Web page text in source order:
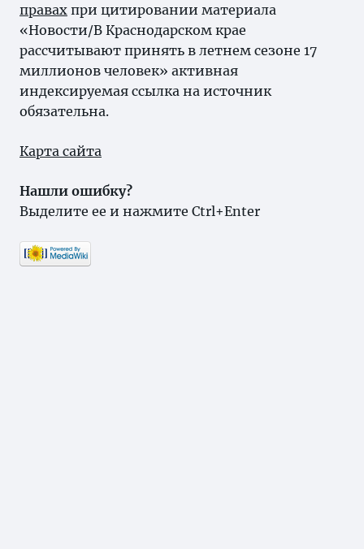
правах при цитировании материала
«Новости/В Краснодарском крае
рассчитывают принять в летнем сезоне 17
миллионов человек» активная
индексируемая ссылка на источник
обязательна.
Карта сайта
Нашли ошибку?
Выделите ее и нажмите Ctrl+Enter